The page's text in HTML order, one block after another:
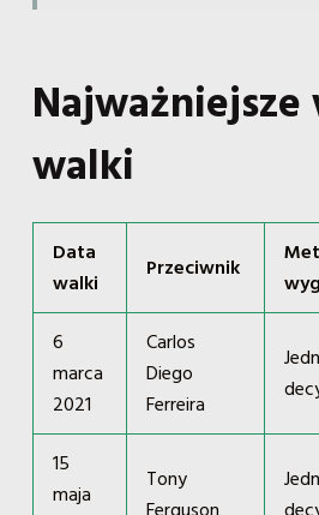
Najważniejsze
walki
Data
walki
Przeciwnik
6
marca
2021
Carlos
Diego
Ferreira
15
maja
Tony